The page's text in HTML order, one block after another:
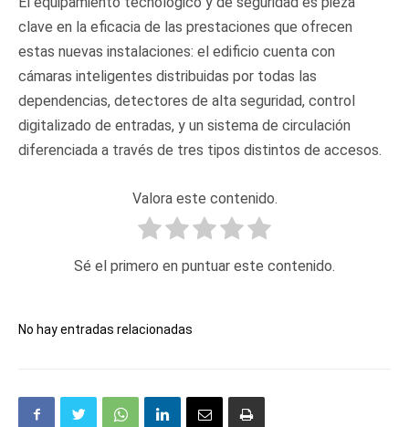
clave en la eficacia de las prestaciones que ofrecen
estas nuevas instalaciones: el edificio cuenta con
cámaras inteligentes distribuidas por todas las
dependencias, detectores de alta seguridad, control
digitalizado de entradas, y un sistema de circulación
diferenciada a través de tres tipos distintos de accesos.
Valora este contenido.
Sé el primero en puntuar este contenido.
No hay entradas relacionadas